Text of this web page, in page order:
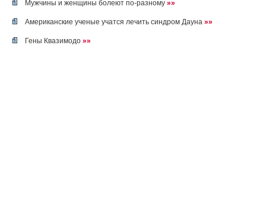
Мужчины и женщины болеют по-разному »»
Американские ученые учатся лечить синдром Дауна »»
Гены Квазимодо »»